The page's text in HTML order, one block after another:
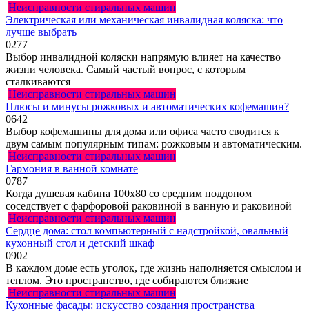
Неисправности стиральных машин
Электрическая или механическая инвалидная коляска: что
лучше выбрать
0277
Выбор инвалидной коляски напрямую влияет на качество
жизни человека. Самый частый вопрос, с которым
сталкиваются
Неисправности стиральных машин
Плюсы и минусы рожковых и автоматических кофемашин?
0642
Выбор кофемашины для дома или офиса часто сводится к
двум самым популярным типам: рожковым и автоматическим.
Неисправности стиральных машин
Гармония в ванной комнате
0787
Когда душевая кабина 100х80 со средним поддоном
соседствует с фарфоровой раковиной в ванную и раковиной
Неисправности стиральных машин
Сердце дома: стол компьютерный с надстройкой, овальный
кухонный стол и детский шкаф
0902
В каждом доме есть уголок, где жизнь наполняется смыслом и
теплом. Это пространство, где собираются близкие
Неисправности стиральных машин
Кухонные фасады: искусство создания пространства